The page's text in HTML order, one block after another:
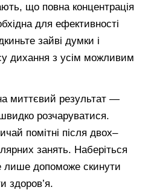
що повна концентрація
для ефективності
зайві думки і
дихання з усім можливим
миттєвий результат —
розчаруватися.
помітні після двох–
занять. Наберіться
лише допоможе скинути
здоров’я.